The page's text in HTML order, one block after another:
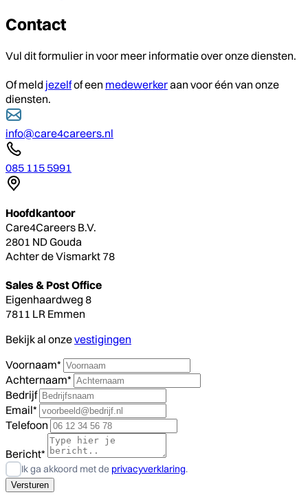
Contact
Vul dit formulier in voor meer informatie over onze diensten.
Of meld jezelfof een medewerkeraan voor één van onze
diensten.
info@care4careers.nl
085 115 5991
Hoofdkantoor
Care4Careers B.V.
2801 ND Gouda
Achter de Vismarkt 78
Sales & Post Office
Eigenhaardweg 8
7811 LR Emmen
Bekijk al onzevestigingen
Voornaam*
Achternaam*
Bedrijf
Email*
Telefoon
Bericht*
Ik ga akkoord met de privacyverklaring.